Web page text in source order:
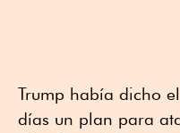
Trump había dicho
días un plan para